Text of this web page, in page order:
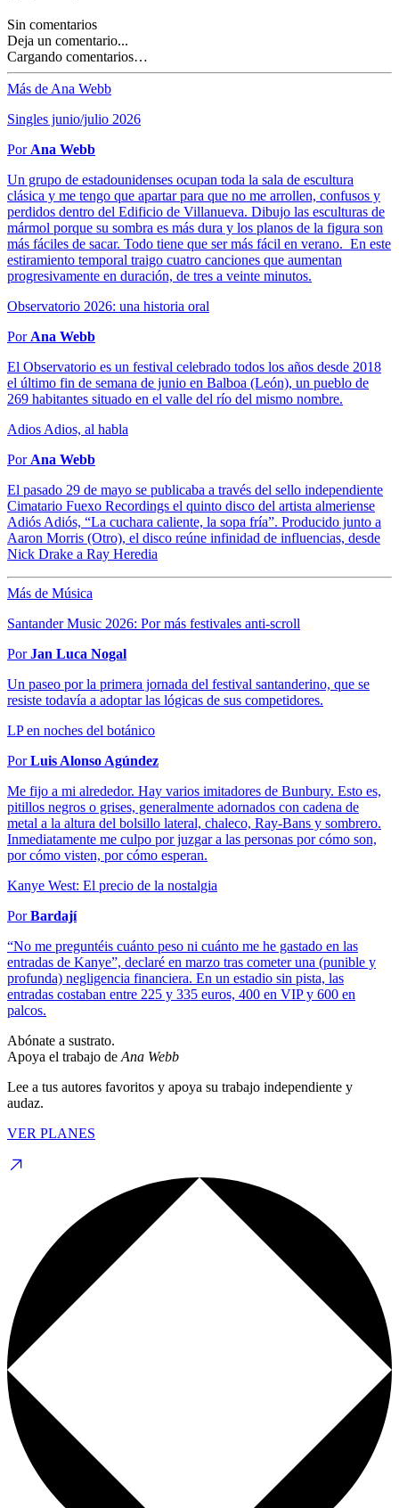
Sin comentarios
Deja un comentario...
Cargando comentarios…
Más de Ana Webb
Singles junio/julio 2026
Por Ana Webb
Un grupo de estadounidenses ocupan toda la sala de escultura
clásica y me tengo que apartar para que no me arrollen, confusos y
perdidos dentro del Edificio de Villanueva. Dibujo las esculturas de
mármol porque su sombra es más dura y los planos de la figura son
más fáciles de sacar. Todo tiene que ser más fácil en verano. En este
estiramiento temporal traigo cuatro canciones que aumentan
progresivamente en duración, de tres a veinte minutos.
Observatorio 2026: una historia oral
Por Ana Webb
El Observatorio es un festival celebrado todos los años desde 2018
el último fin de semana de junio en Balboa (León), un pueblo de
269 habitantes situado en el valle del río del mismo nombre.
Adios Adios, al habla
Por Ana Webb
El pasado 29 de mayo se publicaba a través del sello independiente
Cimatario Fuexo Recordings el quinto disco del artista almeriense
Adiós Adiós, “La cuchara caliente, la sopa fría”. Producido junto a
Aaron Morris (Otro), el disco reúne infinidad de influencias, desde
Nick Drake a Ray Heredia
Más de Música
Santander Music 2026: Por más festivales anti-scroll
PorJan Luca Nogal
Un paseo por la primera jornada del festival santanderino, que se
resiste todavía a adoptar las lógicas de sus competidores.
LP en noches del botánico
PorLuis Alonso Agúndez
Me fijo a mi alrededor. Hay varios imitadores de Bunbury. Esto es,
pitillos negros o grises, generalmente adornados con cadena de
metal a la altura del bolsillo lateral, chaleco, Ray-Bans y sombrero.
Inmediatamente me culpo por juzgar a las personas por cómo son,
por cómo visten, por cómo esperan.
Kanye West: El precio de la nostalgia
PorBardají
“No me preguntéis cuánto peso ni cuánto me he gastado en las
entradas de Kanye”, declaré en marzo tras cometer una (punible y
profunda) negligencia financiera. En un estadio sin pista, las
entradas costaban entre 225 y 335 euros, 400 en VIP y 600 en
palcos.
Abónate a sustrato.
Apoya el trabajo de Ana Webb
Lee a tus autores favoritos y apoya su trabajo independiente y
audaz.
VER PLANES